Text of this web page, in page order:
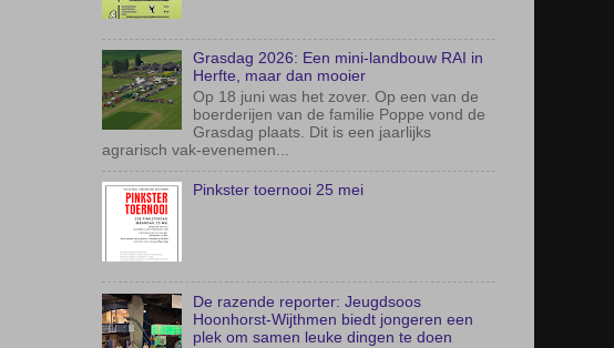
Grasdag 2026: Een mini-landbouw RAI in
Herfte, maar dan mooier
Op 18 juni was het zover. Op een van de
boerderijen van de familie Poppe vond de
Grasdag plaats. Dit is een jaarlijks
agrarisch vak-evenemen...
Pinkster toernooi 25 mei
De razende reporter: Jeugdsoos
Hoonhorst-Wijthmen biedt jongeren een
plek om samen leuke dingen te doen